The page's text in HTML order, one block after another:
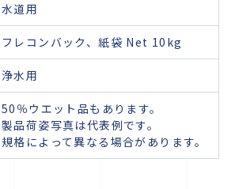
水道用
フレコンバック、紙袋 Net 10kg
浄水用
50％ウエット品もあります。
製品荷姿写真は代表例です。
規格によって異なる場合があります。